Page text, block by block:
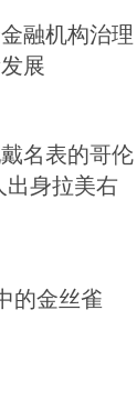
融机构治理
展
名表的哥伦
出身拉美右
的金丝雀